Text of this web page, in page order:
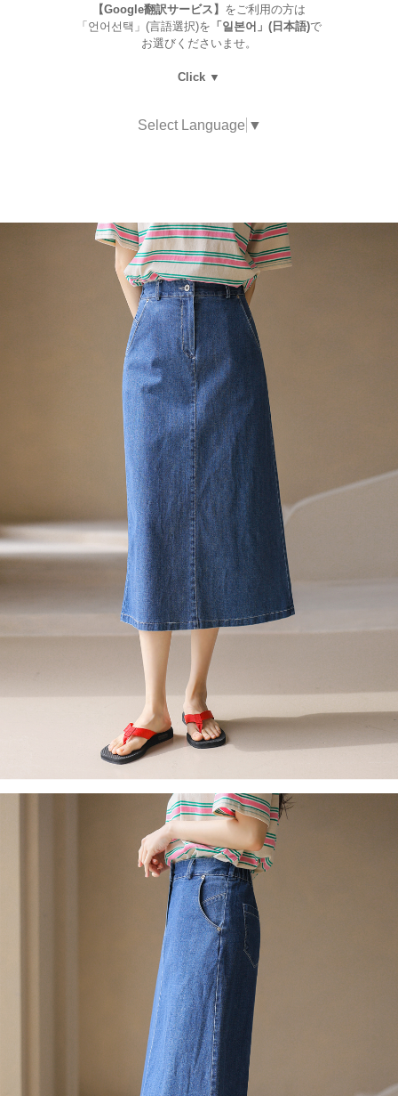
【Google翻訳サービス】 をご利用の方は
「언어선택」(言語選択)を 「일본어」(日本語)で
お選びくださいませ。
Click ▼
Select Language ▼